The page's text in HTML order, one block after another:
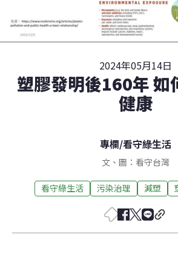
2024年05月14日
塑膠發明後160年 如
健康
專欄/看守綠生活
文、圖：看守台灣
看守綠生活 污染治理 減塑